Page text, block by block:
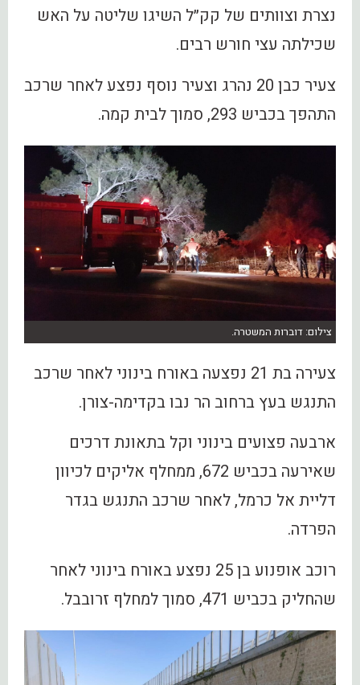
נצרת וצוותים של קק״ל השיגו שליטה על האש
שכילתה עצי חורש רבים.
צעיר כבן 20 נהרג וצעיר נוסף נפצע לאחר שרכב
התהפך בכביש 293, סמוך לבית קמה.
צילום: דוברות המשטרה.
צעירה בת 21 נפצעה באורח בינוני לאחר שרכב
התנגש בעץ ברחוב הר נבו בקדימה-צורן.
ארבעה פצועים בינוני וקל בתאונת דרכים
שאירעה בכביש 672, ממחלף אליקים לכיוון
דליית אל כרמל, לאחר שרכב התנגש בגדר
הפרדה.
רוכב אופנוע בן 25 נפצע באורח בינוני לאחר
שהחליק בכביש 471, סמוך למחלף זרובבל.